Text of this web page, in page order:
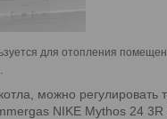
для отопления
можно регулировать
NIKE Mythos 24